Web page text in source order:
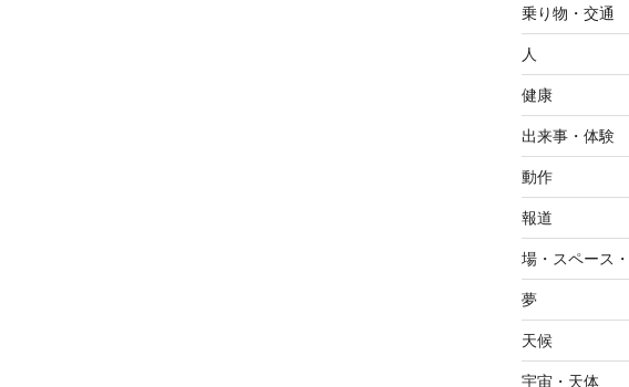
乗り物・交通
人
健康
出来事・体験
動作
報道
場・スペース
夢
天候
宇宙・天体